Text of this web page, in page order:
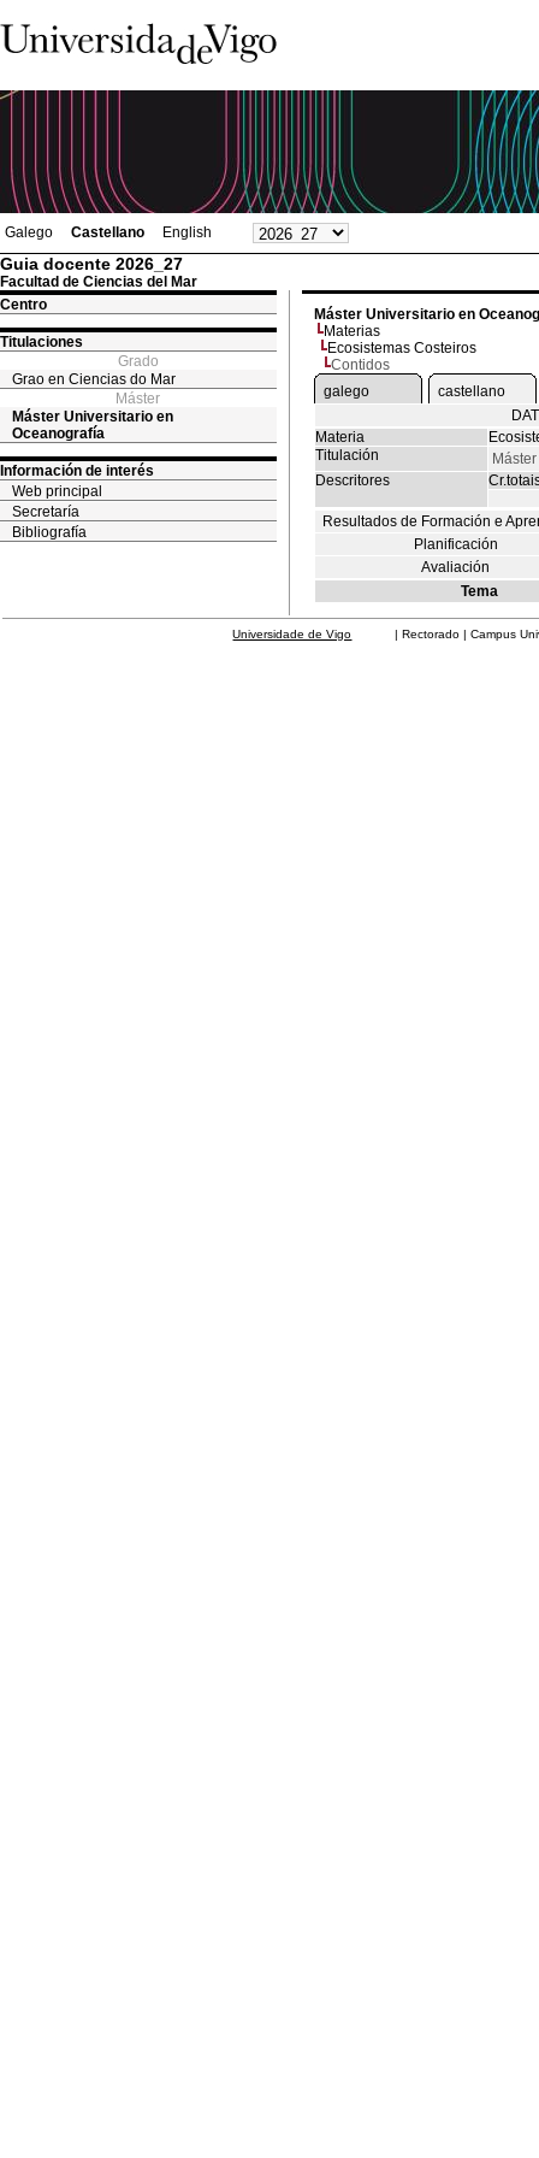
Galego Castellano English
Guia docente 2026_27
Facultad de Ciencias del Mar
Centro
Titulaciones
Grado
Grao en Ciencias do Mar
Máster
Máster Universitario en
Oceanografía
Información de interés
Web principal
Secretaría
Bibliografía
Máster Universitario en
Materias
Ecosistemas Costeiros
Contidos
galego
castellano
Materia
Titulación
Descritores
Resultados de Formación e
Planificación
Avaliación
Tema
Universidade de Vigo | Rectorado | Campus